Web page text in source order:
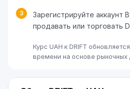
3
Зарегистрируйте аккаунт
продавать или торговать
Курс UAH к DRIFT
времени на основе рыночных